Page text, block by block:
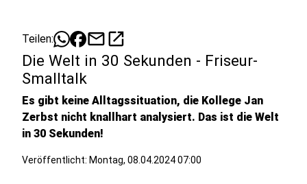
Teilen: mailopen_in_new
Die Welt in 30 Sekunden - Friseur-
Smalltalk
Es gibt keine Alltagssituation, die Kollege Jan
Zerbst nicht knallhart analysiert. Das ist die Welt
in 30 Sekunden!
Veröffentlicht: Montag, 08.04.2024 07:00